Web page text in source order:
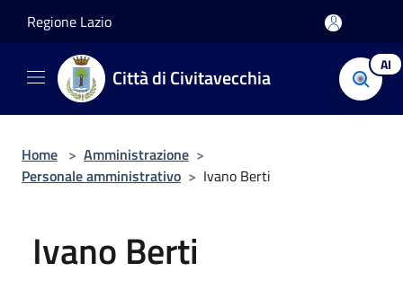
Regione Lazio
Città di Civitavecchia AI
Home > Amministrazione >
Personale amministrativo > Ivano Berti
Ivano Berti